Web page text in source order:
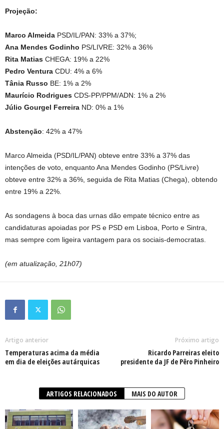
Projeção:
Marco Almeida PSD/IL/PAN: 33% a 37%;
Ana Mendes Godinho PS/LIVRE: 32% a 36%
Rita Matias CHEGA: 19% a 22%
Pedro Ventura CDU: 4% a 6%
Tânia Russo BE: 1% a 2%
Maurício Rodrigues CDS-PP/PPM/ADN: 1% a 2%
Júlio Gourgel Ferreira ND: 0% a 1%
Abstenção: 42% a 47%
Marco Almeida (PSD/IL/PAN) obteve entre 33% a 37% das
intenções de voto, enquanto Ana Mendes Godinho (PS/Livre)
obteve entre 32% a 36%, seguida de Rita Matias (Chega), obtendo
entre 19% a 22%.
As sondagens à boca das urnas dão empate técnico entre as
candidaturas apoiadas por PS e PSD em Lisboa, Porto e Sintra,
mas sempre com ligeira vantagem para os sociais-democratas.
(em atualização, 21h07)
Artigo anterior
Temperaturas acima da média
em dia de eleições autárquicas
Próximo artigo
Ricardo Parreiras eleito
presidente da JF de Pêro Pinheiro
ARTIGOS RELACIONADOS MAIS DO AUTOR